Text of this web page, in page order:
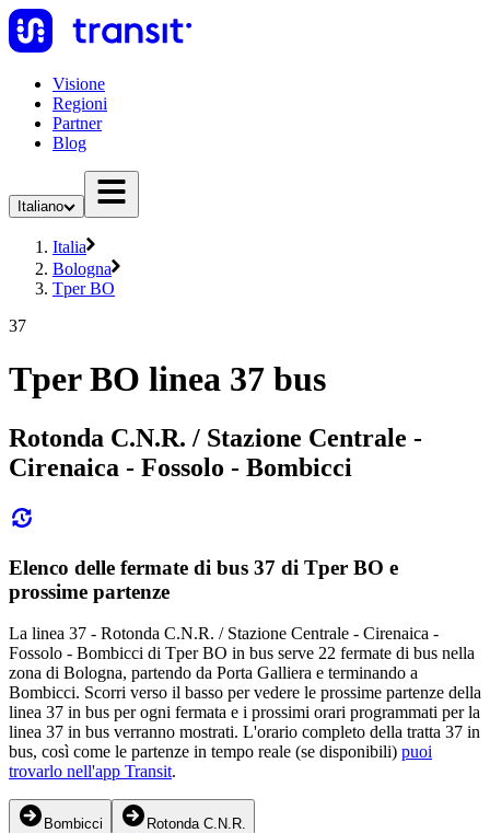
Visione
Regioni
Partner
Blog
Italiano
Italia
Bologna
Tper BO
37
Tper BO linea 37 bus
Rotonda C.N.R. / Stazione Centrale -
Cirenaica - Fossolo - Bombicci
Elenco delle fermate di bus 37 di Tper BO e
prossime partenze
La linea 37 - Rotonda C.N.R. / Stazione Centrale - Cirenaica -
Fossolo - Bombicci di Tper BO in bus serve 22 fermate di bus nella
zona di Bologna, partendo da Porta Galliera e terminando a
Bombicci. Scorri verso il basso per vedere le prossime partenze della
linea 37 in bus per ogni fermata e i prossimi orari programmati per la
linea 37 in bus verranno mostrati. L'orario completo della tratta 37 in
bus, così come le partenze in tempo reale (se disponibili) puoi
trovarlo nell'app Transit.
Bombicci Rotonda C.N.R.